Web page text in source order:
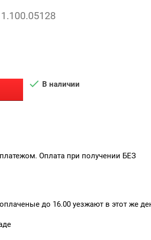
1.100.05128
 В наличии
Оплата при получении БЕЗ
до 16.00 уезжают в этот же